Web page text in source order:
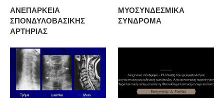
ΑΝΕΠΑΡΚΕΙΑ
ΣΠΟΝΔΥΛΟΒΑΣΙΚΗΣ
ΑΡΤΗΡΙΑΣ
ΜΥΟΣΥΝΔΕΣΜΙΚΑ
ΣΥΝΔΡΟΜΑ